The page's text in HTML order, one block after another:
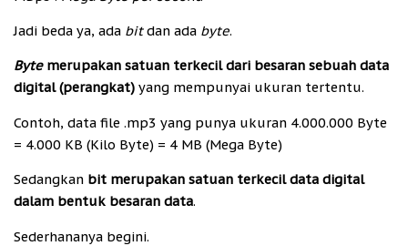
Jadi beda ya, ada bitdan ada byte.
Byte merupakan satuan terkecil dari besaran sebuah data
digital (perangkat) yang mempunyai ukuran tertentu.
Contoh, data file .mp3 yang punya ukuran 4.000.000 Byte
= 4.000 KB (Kilo Byte) = 4 MB (Mega Byte)
Sedangkan bit merupakan satuan terkecil data digital
dalam bentuk besaran data.
Sederhananya begini.